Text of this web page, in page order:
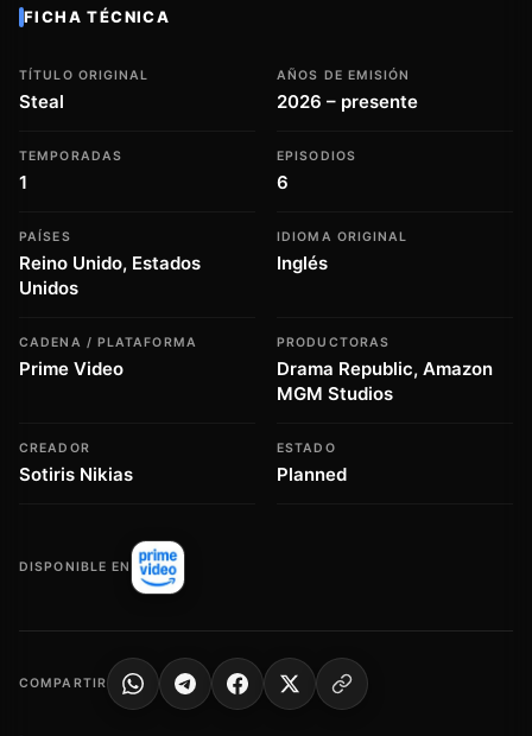
FICHA TÉCNICA
TÍTULO ORIGINAL
Steal
AÑOS DE EMISIÓN
2026 – presente
TEMPORADAS
1
EPISODIOS
6
PAÍSES
Reino Unido, Estados
Unidos
IDIOMA ORIGINAL
Inglés
CADENA / PLATAFORMA
Prime Video
PRODUCTORAS
Drama Republic, Amazon
MGM Studios
CREADOR
Sotiris Nikias
ESTADO
Planned
DISPONIBLE EN
COMPARTIR